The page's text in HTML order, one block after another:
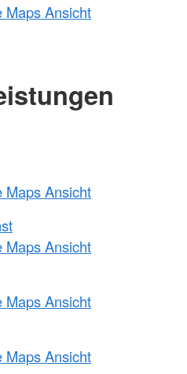
Maps Ansicht
Maps Ansicht
Maps Ansicht
Maps Ansicht
Maps Ansicht